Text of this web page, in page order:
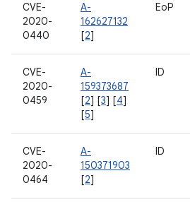
CVE-
2020-
0440
A-
162627132
[2]
EoP
CVE-
2020-
0459
A-
159373687
[2] [3] [4]
[5]
ID
CVE-
2020-
0464
A-
150371903
[2]
ID